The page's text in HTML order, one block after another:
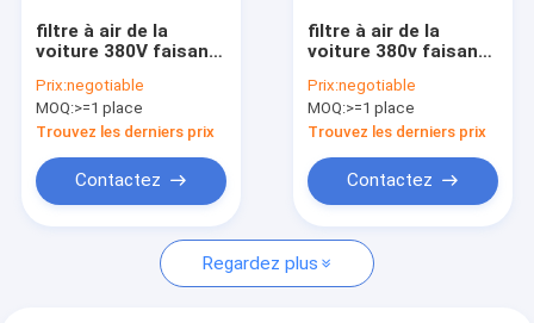
filtre à air de la
voiture 380V faisant
machine l'unité
centrale chaude de
fonte collant 50HZ
Prix:negotiable
MOQ:>=1 place
Trouvez les derniers prix
Contactez
filtre à air de la
voiture 380v faisant
1800X1030X900mm
pleaeting de papier
Prix:negotiable
MOQ:>=1 place
Trouvez les derniers prix
Contactez
Regardez plus